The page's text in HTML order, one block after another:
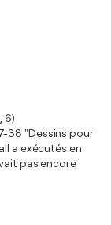
6)
38 "Dessins pour
a exécutés en
pas encore